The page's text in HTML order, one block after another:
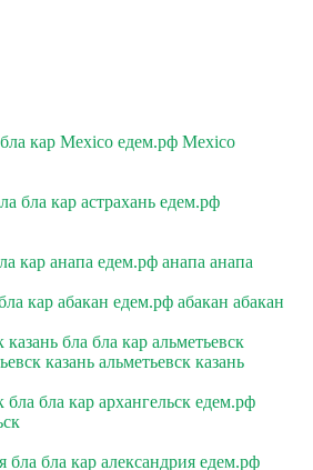
кар Mexico едем.рф Mexico
бла кар астрахань едем.рф
кар анапа едем.рф анапа анапа
кар абакан едем.рф абакан абакан
казань бла бла кар альметьевск
казань альметьевск казань
бла бла кар архангельск едем.рф
бла бла кар александрия едем.рф